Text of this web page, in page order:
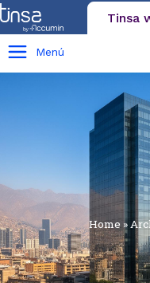
Tinsa
Menú
Home »